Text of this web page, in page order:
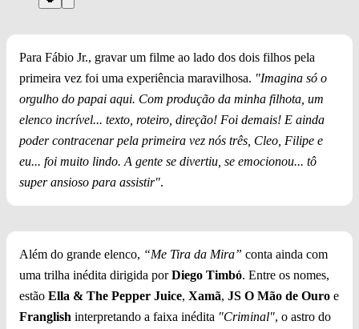
Para Fábio Jr., gravar um filme ao lado dos dois filhos pela
primeira vez foi uma experiência maravilhosa. "Imagina só o
orgulho do papai aqui. Com produção da minha filhota, um
elenco incrível... texto, roteiro, direção! Foi demais! E ainda
poder contracenar pela primeira vez nós três, Cleo, Filipe e
eu... foi muito lindo. A gente se divertiu, se emocionou... tô
super ansioso para assistir".
Além do grande elenco, “Me Tira da Mira” conta ainda com
uma trilha inédita dirigida porDiego Timbó. Entre os nomes,
estão Ella & The Pepper Juice, Xamã, JS O Mão de Ouro e
Franglish interpretando a faixa inédita "Criminal", o astro do